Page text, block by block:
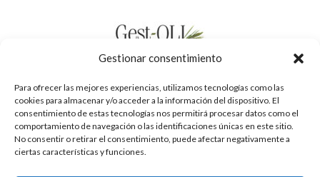
Gestionar consentimiento
Para ofrecer las mejores experiencias, utilizamos tecnologías como las
cookies para almacenar y/o acceder a la información del dispositivo. El
consentimiento de estas tecnologías nos permitirá procesar datos como el
comportamiento de navegación o las identificaciones únicas en este sitio.
No consentir o retirar el consentimiento, puede afectar negativamente a
ciertas características y funciones.